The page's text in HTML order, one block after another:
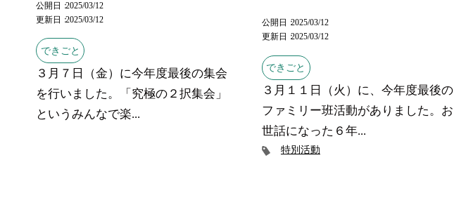
公開日
2025/03/12
更新日
2025/03/12
できごと
３月７日（金）に今年度最後の集会
を行いました。「究極の２択集会」
というみんなで楽...
公開日
2025/03/12
更新日
2025/03/12
できごと
３月１１日（火）に、今年度最後の
ファミリー班活動がありました。お
世話になった６年...
特別活動